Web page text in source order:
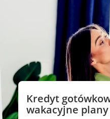
Kredyt
wakacyjne plany